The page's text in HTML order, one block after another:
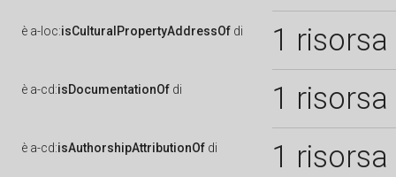
è a-loc:isCulturalPropertyAddressOf di 1 risorsa
è a-cd:isDocumentationOf di 1 risorsa
è a-cd:isAuthorshipAttributionOf di 1 risorsa